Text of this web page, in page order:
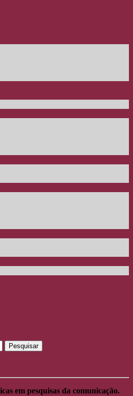
em pesquisas da comunicação.